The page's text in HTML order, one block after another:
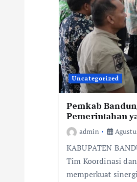
Uncategorized
Pemkab
Pemerintahan
admin
KABUPATEN
Tim Koordinasi
memperkuat